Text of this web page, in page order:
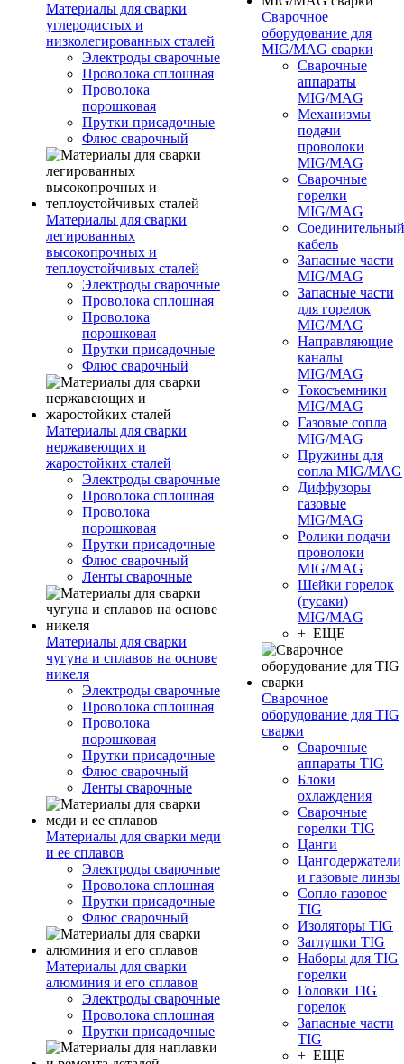
Материалы для сварки
углеродистых и
низколегированных сталей
Электроды сварочные
Проволока сплошная
Проволока
порошковая
Прутки присадочные
Флюс сварочный
Материалы для сварки
легированных
высокопрочных и
теплоустойчивых сталей
Электроды сварочные
Проволока сплошная
Проволока
порошковая
Прутки присадочные
Флюс сварочный
Материалы для сварки
нержавеющих и
жаростойких сталей
Электроды сварочные
Проволока сплошная
Проволока
порошковая
Прутки присадочные
Флюс сварочный
Ленты сварочные
Материалы для сварки
чугуна и сплавов на основе
никеля
Электроды сварочные
Проволока сплошная
Проволока
порошковая
Прутки присадочные
Флюс сварочный
Ленты сварочные
Материалы для сварки меди
и ее сплавов
Электроды сварочные
Проволока сплошная
Прутки присадочные
Флюс сварочный
Материалы для сварки
алюминия и его сплавов
Электроды сварочные
Проволока сплошная
Прутки присадочные
Сварочное
оборудование для
MIG/MAG сварки
Сварочные
аппараты
MIG/MAG
Механизмы
подачи
проволоки
MIG/MAG
Сварочные
горелки
MIG/MAG
Соединительный
кабель
Запасные части
MIG/MAG
Запасные части
для горелок
MIG/MAG
Направляющие
каналы
MIG/MAG
Токосъемники
MIG/MAG
Газовые сопла
MIG/MAG
Пружины для
сопла MIG/MAG
Диффузоры
газовые
MIG/MAG
Ролики подачи
проволоки
MIG/MAG
Шейки горелок
(гусаки)
MIG/MAG
+ ЕЩЕ
Сварочное
оборудование для TIG
сварки
Сварочные
аппараты TIG
Блоки
охлаждения
Сварочные
горелки TIG
Цанги
Цангодержатели
и газовые линзы
Сопло газовое
TIG
Изоляторы TIG
Заглушки TIG
Наборы для TIG
горелки
Головки TIG
горелок
Запасные части
TIG
+ ЕЩЕ